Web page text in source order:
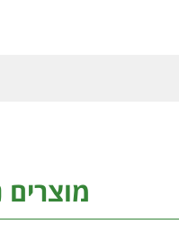
מוצרים